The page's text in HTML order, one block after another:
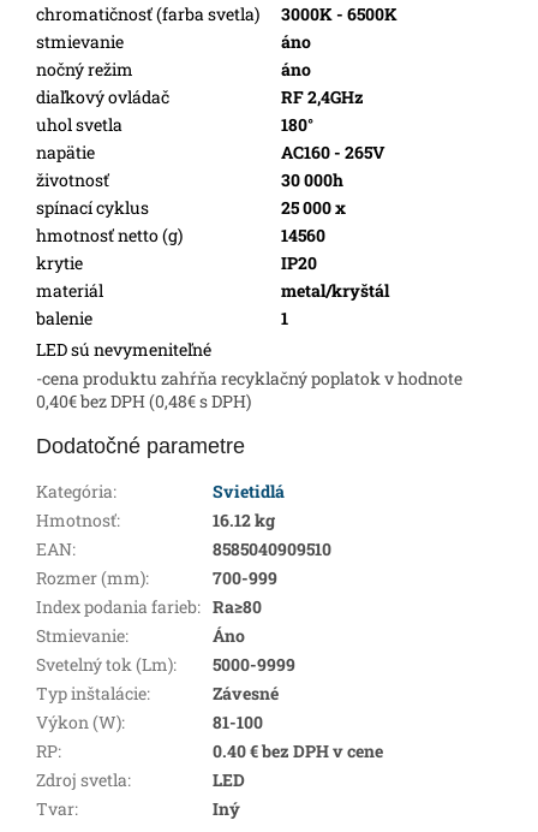
chromatičnosť (farba svetla)
3000K - 6500K
stmievanie
áno
nočný režim
áno
diaľkový ovládač
RF 2,4GHz
uhol svetla
180°
napätie
AC160 - 265V
životnosť
30 000h
spínací cyklus
25 000 x
hmotnosť netto (g)
14560
krytie
IP20
materiál
metal/kryštál
balenie
1
LED sú nevymeniteľné
-cena produktu zahŕňa recyklačný poplatok v hodnote
0,40€ bez DPH (0,48€ s DPH)
Dodatočné parametre
Kategória:
Svietidlá
Hmotnosť:
16.12 kg
EAN:
8585040909510
Rozmer (mm):
700-999
Index podania farieb: Ra≥80
Stmievanie:
Áno
Svetelný tok (Lm):
5000-9999
Typ inštalácie:
Závesné
Výkon (W):
81-100
RP:
0.40 € bez DPH v cene
Zdroj svetla:
LED
Tvar: Iný